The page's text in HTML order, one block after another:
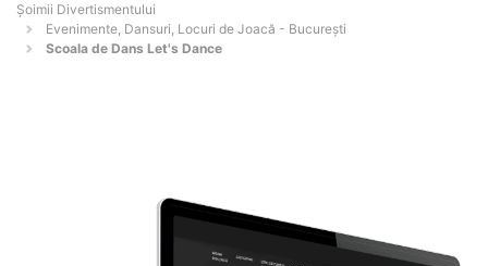
Şoimii Divertismentului
Evenimente, Dansuri, Locuri de Joacă - Bucureşti
Scoala de Dans Let's Dance